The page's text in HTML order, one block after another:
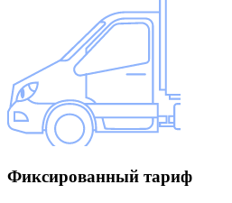
Фиксированный тариф